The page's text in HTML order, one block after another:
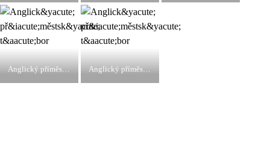
Anglický příměstský tábor Anglický příměstský tábor